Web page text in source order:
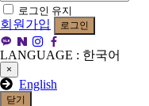
로그인 유지
회원가입 로그인
LANGUAGE : 한국어
×
English
닫기